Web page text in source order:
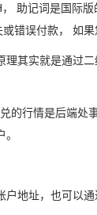
助记词是国际
错误付款， 如
其实就是通过
的行情是后端
地址，也可以